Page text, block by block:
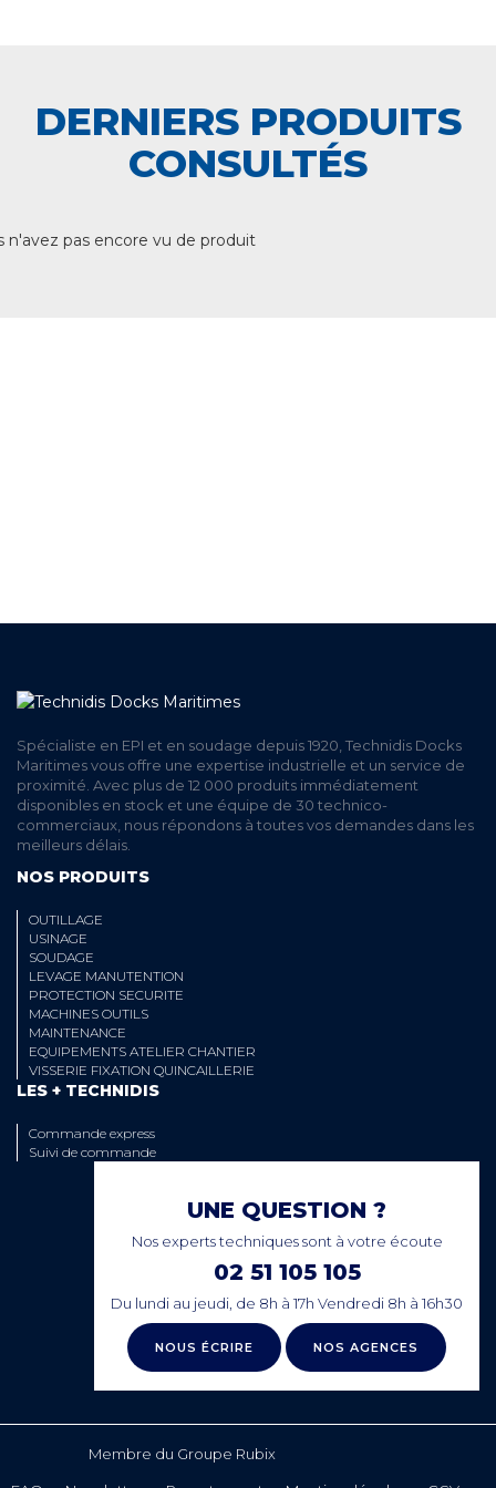
DERNIERS PRODUITS
CONSULTÉS
n'avez pas encore vu de produit
Spécialiste en EPI et en soudage depuis 1920, Technidis Docks
Maritimes vous offre une expertise industrielle et un service de
proximité. Avec plus de 12 000 produits immédiatement
disponibles en stock et une équipe de 30 technico-
commerciaux, nous répondons à toutes vos demandes dans les
meilleurs délais.
NOS PRODUITS
OUTILLAGE
USINAGE
SOUDAGE
LEVAGE MANUTENTION
PROTECTION SECURITE
MACHINES OUTILS
MAINTENANCE
EQUIPEMENTS ATELIER CHANTIER
VISSERIE FIXATION QUINCAILLERIE
LES + TECHNIDIS
Commande express
Suivi de commande
UNE QUESTION ?
Nos experts techniques sont à votre écoute
02 51 105 105
Du lundi au jeudi, de 8h à 17h Vendredi 8h à 16h30
NOUS ÉCRIRE NOS AGENCES
Membre du Groupe Rubix